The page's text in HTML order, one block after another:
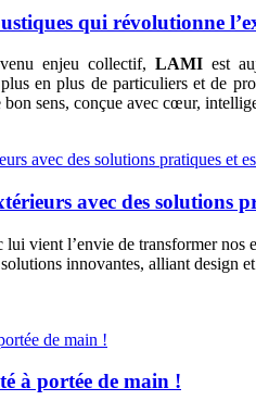
qui révolutionne
enjeu collectif, LAMI est
en plus de particuliers et de
bon sens, conçue avec cœur,
avec des solutions
vient l’envie de transformer
innovantes, alliant design
à portée de main !